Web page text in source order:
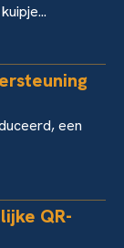
een
QR-